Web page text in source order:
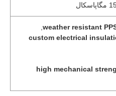
weather resistant
custom electrical
high mechanical